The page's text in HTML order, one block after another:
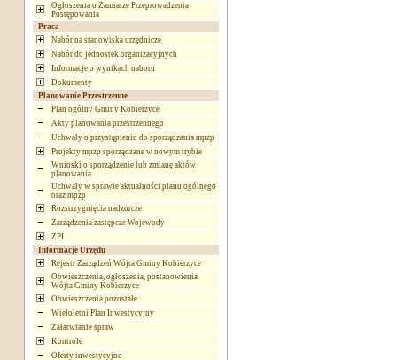
Ogłoszenia o Zamiarze Przeprowadzenia
Postępowania
Praca
Nabór na stanowiska urzędnicze
Nabór do jednostek organizacyjnych
Informacje o wynikach naboru
Dokumenty
Planowanie Przestrzenne
Plan ogólny Gminy Kobierzyce
Akty planowania przestrzennego
Uchwały o przystąpieniu do sporządzania mpzp
Projekty mpzp sporządzane w nowym trybie
Wnioski o sporządzenie lub zmianę aktów
planowania
Uchwały w sprawie aktualności planu ogólnego
oraz mpzp
Rozstrzygnięcia nadzorcze
Zarządzenia zastępcze Wojewody
ZPI
Informacje Urzędu
Rejestr Zarządzeń Wójta Gminy Kobierzyce
Obwieszczenia, ogłoszenia, postanowienia
Wójta Gminy Kobierzyce
Obwieszczenia pozostałe
Wieloletni Plan Inwestycyjny
Załatwianie spraw
Kontrole
Oferty inwestycyjne